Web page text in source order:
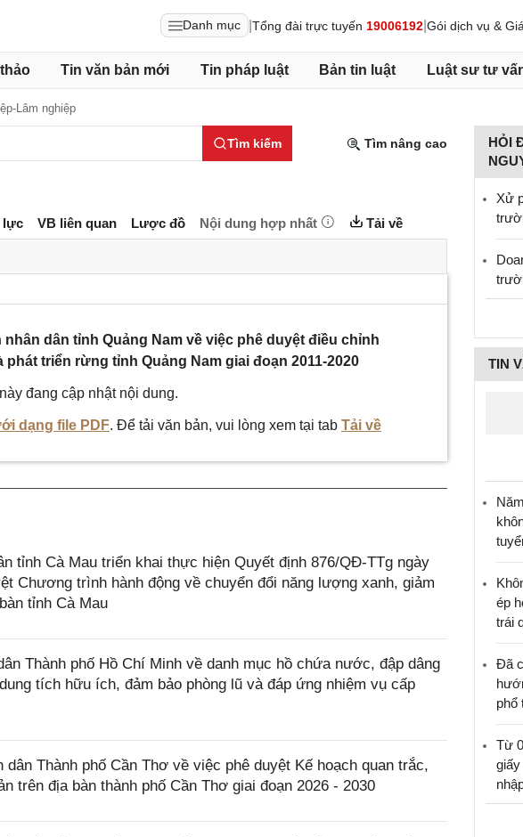
Danh mục Tổng đài trực tuyến 19006192 Gói dịch vụ & Giá
Tin văn bản mới Tin pháp luật Bản tin luật Luật sư tư
Lâm nghiệp
Tìm kiếm Tìm nâng cao
lực VB liên quan Lược đồ Nội dung hợp nhất Tải về
dân tỉnh Quảng Nam về việc phê duyệt điều chỉnh
triển rừng tỉnh Quảng Nam giai đoạn 2011-2020
đang cập nhật nội dung.
dạng file PDF. Để tải văn bản, vui lòng xem tại tab Tải về
tỉnh Cà Mau triển khai thực hiện Quyết định 876/QĐ-TTg ngày
Chương trình hành động về chuyển đổi năng lượng xanh, giảm
tỉnh Cà Mau
Thành phố Hồ Chí Minh về danh mục hồ chứa nước, đập dâng
tích hữu ích, đảm bảo phòng lũ và đáp ứng nhiệm vụ cấp
Thành phố Cần Thơ về việc phê duyệt Kế hoạch quan trắc,
trên địa bàn thành phố Cần Thơ giai đoạn 2026 - 2030
HỎI
Xử
TIN
ép
trái
Đã
phổ
Từ